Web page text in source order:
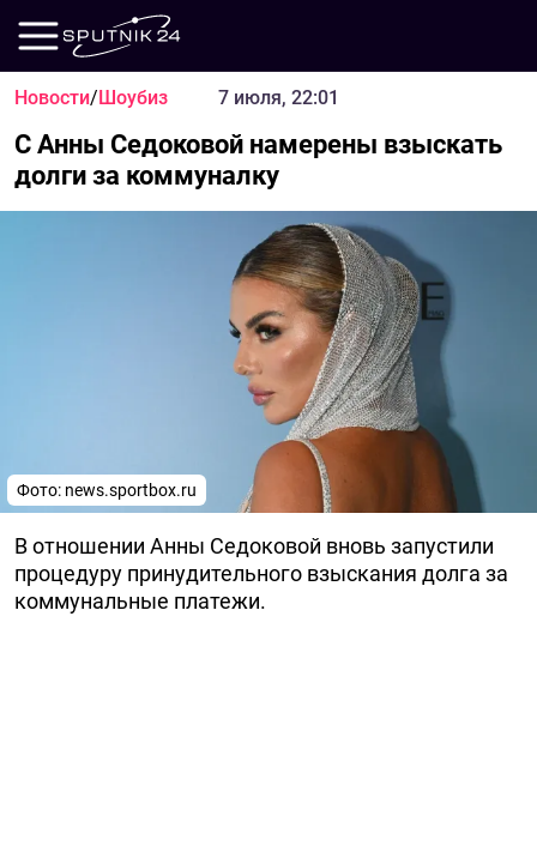
Новости/Шоубиз 7 июля, 22:01
С Анны Седоковой намерены взыскать
долги за коммуналку
Фото: news.sportbox.ru
В отношении Анны Седоковой вновь запустили
процедуру принудительного взыскания долга за
коммунальные платежи.